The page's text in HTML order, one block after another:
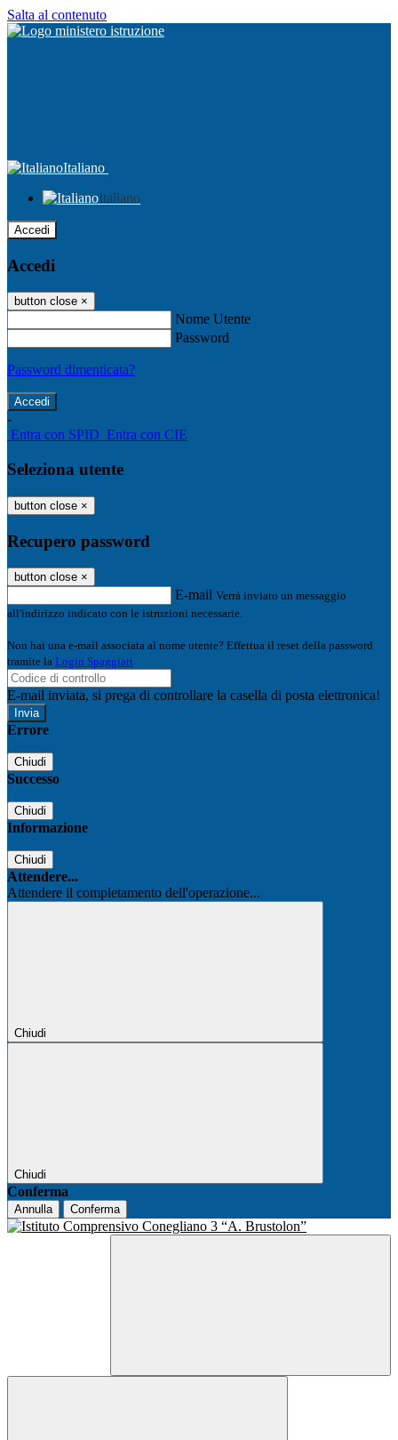
Salta al contenuto
Italiano
Italiano
Accedi
Accedi
button close ×
Nome Utente
Password
Password dimenticata?
-
Entra con SPID Entra con CIE
Seleziona utente
button close ×
Recupero password
button close ×
E-mail Verrà inviato un messaggio
all'indirizzo indicato con le istruzioni necessarie.
Non hai una e-mail associata al nome utente? Effettua il reset della password
tramite la Login Spaggiari
E-mail inviata, si prega di controllare la casella di posta elettronica!
Errore
Chiudi
Successo
Chiudi
Informazione
Chiudi
Attendere...
Attendere il completamento dell'operazione...
Chiudi
Chiudi
Conferma
Annulla Conferma